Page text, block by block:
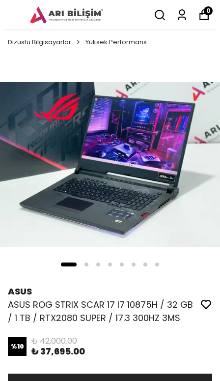
0
Dizüstü Bilgisayarlar Yüksek Performans
ASUS
ASUS ROG STRIX SCAR 17 I7 10875H / 32 GB
/ 1 TB / RTX2080 SUPER / 17.3 300HZ 3MS
%10 ₺ 42,000.00
₺ 37,695.00